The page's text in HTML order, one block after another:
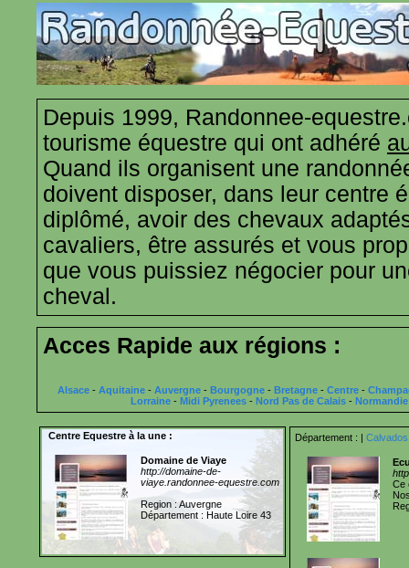
Depuis 1999, Randonnee-
tourisme équestre qui ont adhéré
Quand ils organisent une
doivent disposer, dans leur centre
diplômé, avoir des chevaux
cavaliers, être assurés et vous
que vous puissiez négocier pour
cheval.
Acces Rapide aux régions :
Alsace - Aquitaine - Auvergne - Bourgogne - Bretagne - Centre -
Lorraine- Midi Pyrenees- Nord Pas de Calais- Normandie
Centre Equestre à la une :
Domaine de Viaye
http://domaine-de-
viaye.randonnee-equestre.com
Region : Auvergne
Département : Haute Loire 43
Département : |
Ce